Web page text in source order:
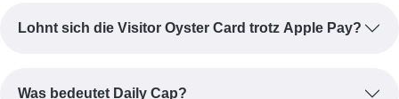
Lohnt sich die Visitor Oyster Card trotz Apple Pay?
Was bedeutet Daily Cap?